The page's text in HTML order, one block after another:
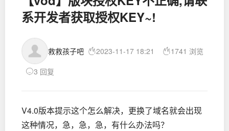
系开发者获取授权KEY~!
救救孩子吧 2023-11-17 18:21
1741 浏览
3 回复
V4.0版本提示这个怎么解决，更换了域名就会出现
这种情况，急，急，急，有什么办法吗？